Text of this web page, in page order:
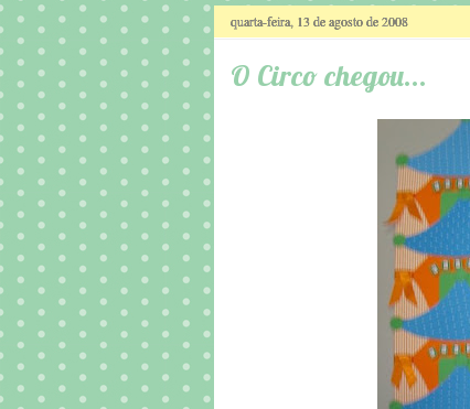
quarta-feira, 13 de agosto de 2008
O Circo chegou...